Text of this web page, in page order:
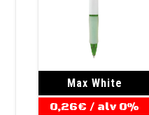
Max White
0,26€ / alv 0%